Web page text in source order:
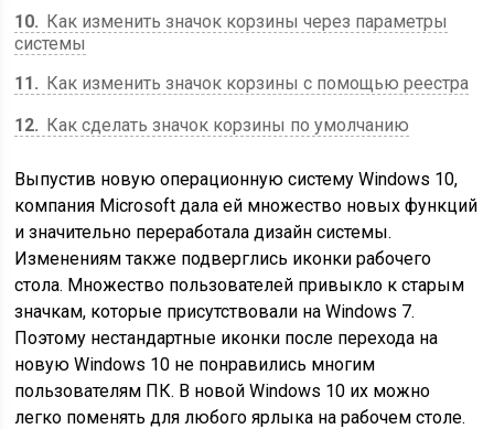
10
Как изменить значок корзины через параметры
системы
11
Как изменить значок корзины с помощью реестра
12
Как сделать значок корзины по умолчанию
Выпустив новую операционную систему Windows 10,
компания Microsoft дала ей множество новых функций
и значительно переработала дизайн системы.
Изменениям также подверглись иконки рабочего
стола. Множество пользователей привыкло к старым
значкам, которые присутствовали на Windows 7.
Поэтому нестандартные иконки после перехода на
новую Windows 10 не понравились многим
пользователям ПК. В новой Windows 10 их можно
легко поменять для любого ярлыка на рабочем столе.